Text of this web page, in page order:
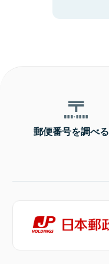
郵便番号を調べる